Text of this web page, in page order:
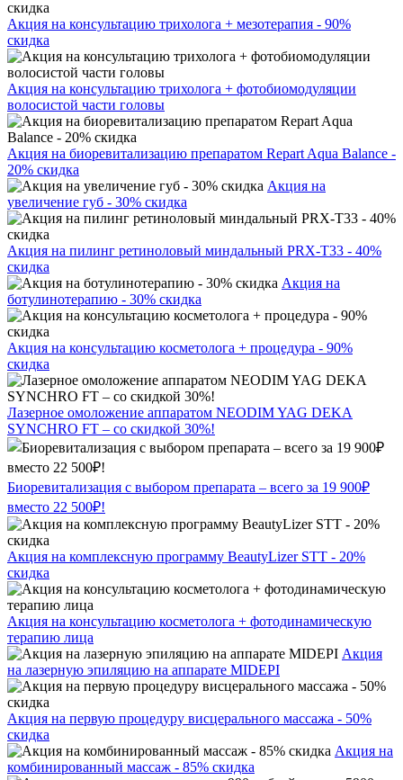
Акция на консультацию трихолога + мезотерапия - 90%
скидка
Акция на консультацию трихолога + фотобиомодуляции
волосистой части головы
Акция на биоревитализацию препаратом Repart Aqua Balance -
20% скидка
Акция на
увеличение губ - 30% скидка
Акция на пилинг ретиноловый миндальный PRX-T33 - 40%
скидка
Акция на
ботулинотерапию - 30% скидка
Акция на консультацию косметолога + процедура - 90%
скидка
Лазерное омоложение аппаратом NEODIM YAG DEKA
SYNCHRO FT – со скидкой 30%!
Биоревитализация с выбором препарата – всего за 19 900₽
вместо 22 500₽!
Акция на комплексную программу BeautyLizer STT - 20%
скидка
Акция на консультацию косметолога + фотодинамическую
терапию лица
Акция
на лазерную эпиляцию на аппарате MIDEPI
Акция на первую процедуру висцерального массажа - 50%
скидка
Акция на
комбинированный массаж - 85% скидка